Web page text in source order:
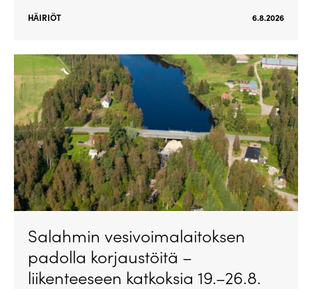
HÄIRIÖT 6.8.2026
Salahmin vesivoimalaitoksen
padolla korjaustöitä –
liikenteeseen katkoksia 19.–26.8.